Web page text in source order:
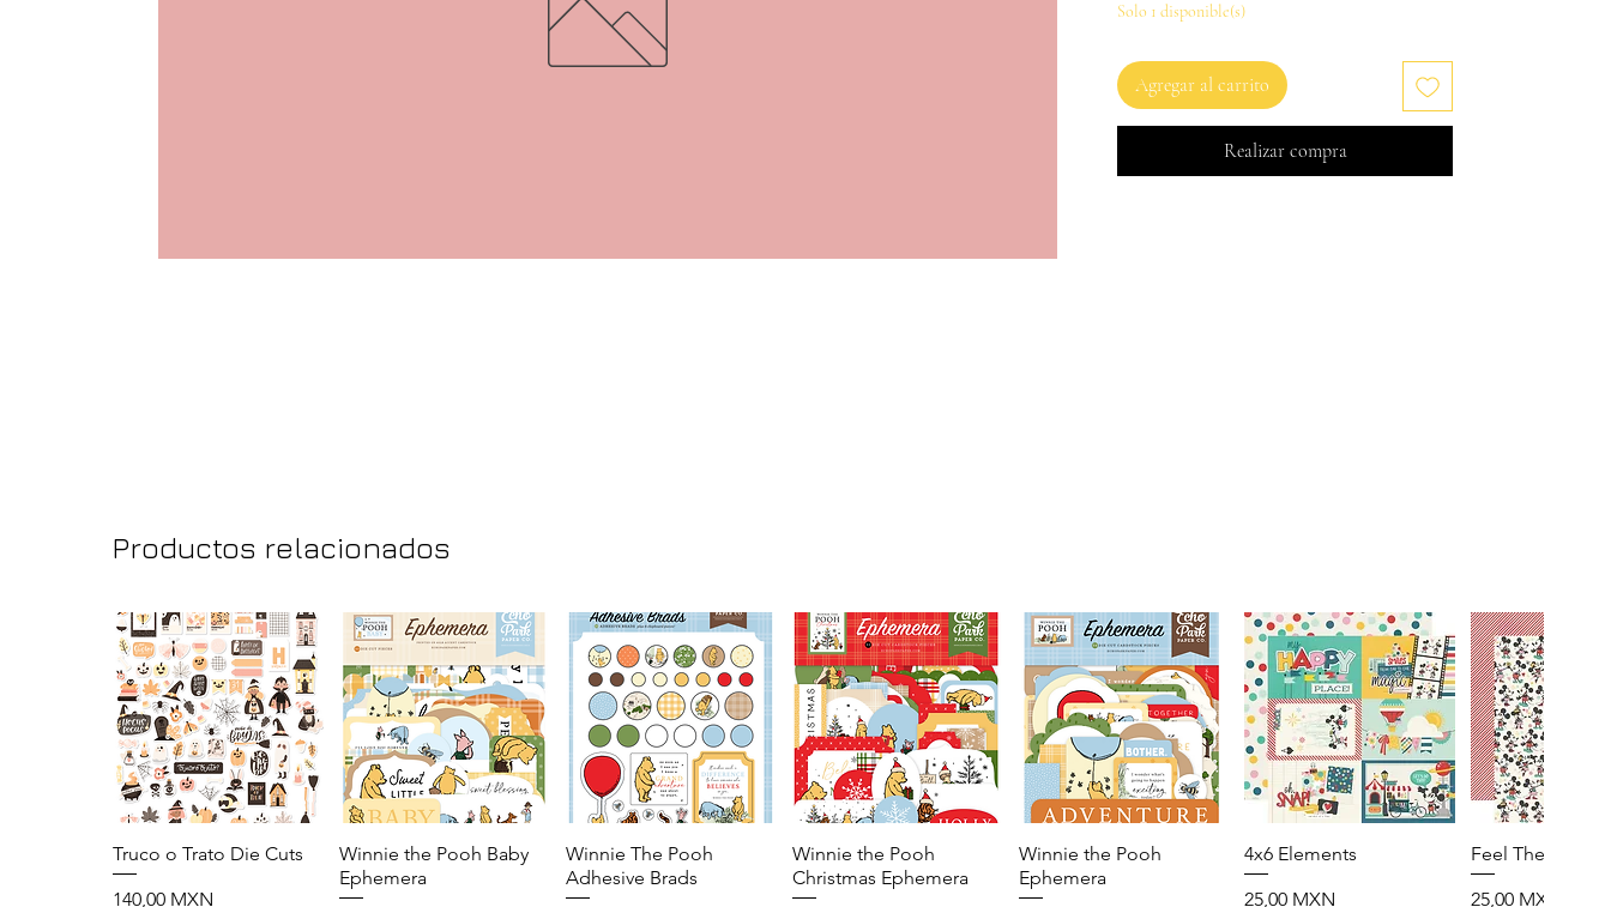
Solo 1 disponible(s)
Agregar al carrito
Realizar compra
Productos relacionados
Vista rápida
Truco o Trato Die Cuts
Precio
140,00 MXN
Vista rápida
Winnie the Pooh Baby
Ephemera
Vista rápida
Winnie The Pooh
Adhesive Brads
Vista rápida
Winnie the Pooh
Christmas Ephemera
Vista rápida
Winnie the Pooh
Ephemera
Vista rápida
4x6 Elements
Precio
25,00 MXN
Vista
Feel The Magic
Precio
25,00 MXN